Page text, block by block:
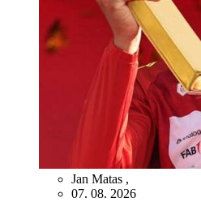
Jan Matas ,
07. 08. 2026